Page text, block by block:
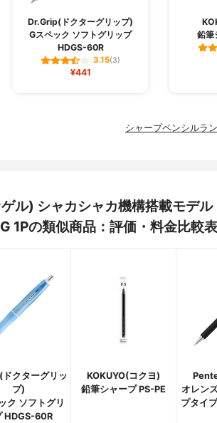
Dr.Grip(ドクターグリップ)
Gスペック ソフトグリップ
HDGS-60R
3.15(3)
¥441
鉛筆
シャープペンシルラ
ル) シャカシャカ機構搭載モデル
1Pの類似商品：評価・料金比較表
クターグリッ
プ)
ク ソフトグリ
HDGS-60R
KOKUYO(コクヨ)
鉛筆シャープ PS-PE
オレン
プタイ